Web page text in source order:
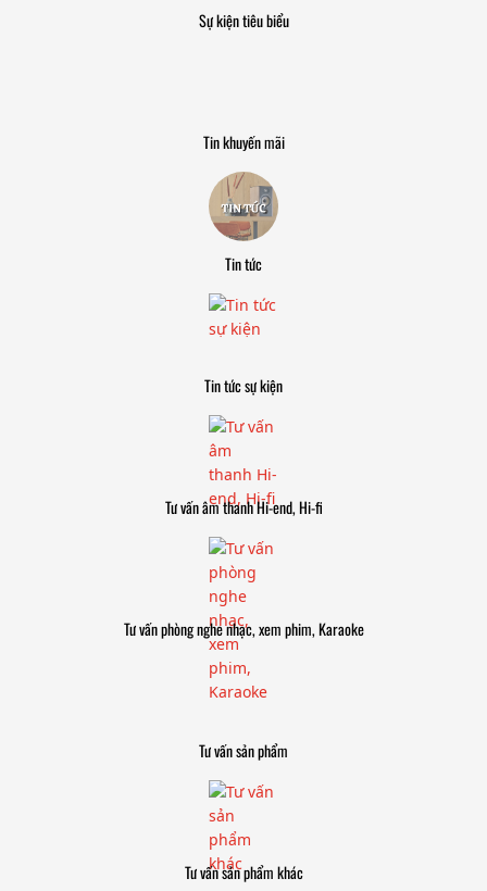
Sự kiện tiêu biểu
Tin khuyến mãi
Tin tức
Tin tức sự kiện
Tư vấn âm thanh Hi-end, Hi-fi
Tư vấn phòng nghe nhạc, xem phim, Karaoke
Tư vấn sản phẩm
Tư vấn sản phẩm khác